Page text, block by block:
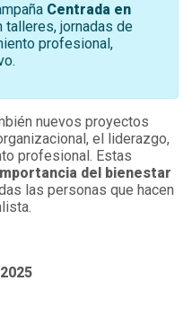
Centrada en
talleres, jornadas de
profesional,
nuevos proyectos
el liderazgo,
profesional. Estas
del bienestar
las personas que hacen